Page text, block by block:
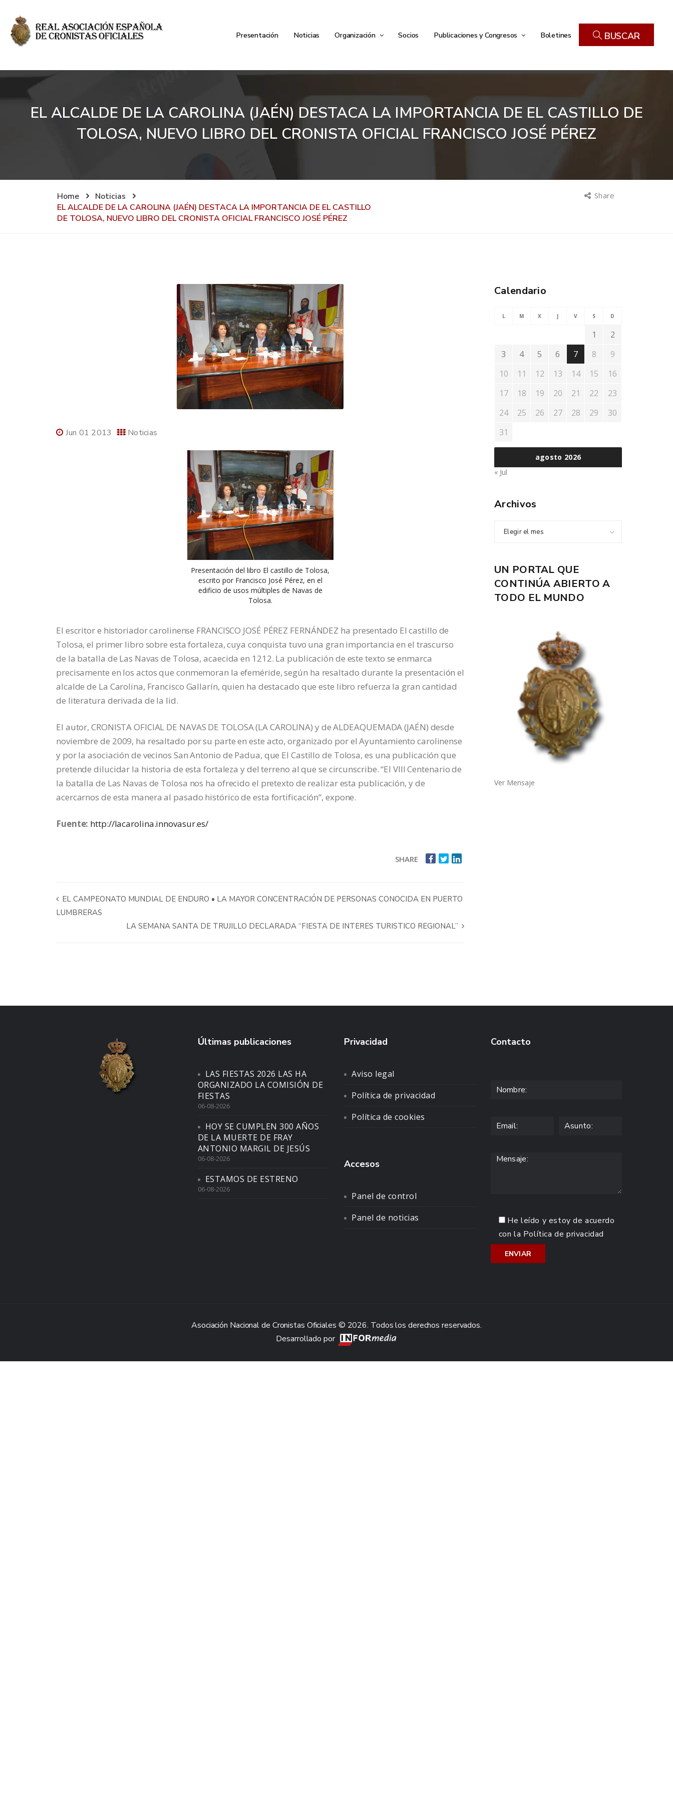
Presentación Noticias Organización Socios Publicaciones y Congresos Boletines BUSCAR
EL ALCALDE DE LA CAROLINA (JAÉN) DESTACA LA IMPORTANCIA DE EL CASTILLO DE
TOLOSA, NUEVO LIBRO DEL CRONISTA OFICIAL FRANCISCO JOSÉ PÉREZ
Home
Noticias
EL ALCALDE DE LA CAROLINA (JAÉN) DESTACA LA IMPORTANCIA DE EL CASTILLO
DE TOLOSA, NUEVO LIBRO DEL CRONISTA OFICIAL FRANCISCO JOSÉ PÉREZ
Share
Jun 01 2013 Noticias
Presentación del libro El castillo de Tolosa,
escrito por Francisco José Pérez, en el
edificio de usos múltiples de Navas de
Tolosa.
El escritor e historiador carolinense FRANCISCO JOSÉ PÉREZ FERNÁNDEZ ha presentado El castillo de
Tolosa, el primer libro sobre esta fortaleza, cuya conquista tuvo una gran importancia en el trascurso
de la batalla de Las Navas de Tolosa, acaecida en 1212. La publicación de este texto se enmarca
precisamente en los actos que conmemoran la efeméride, según ha resaltado durante la presentación el
alcalde de La Carolina, Francisco Gallarín, quien ha destacado que este libro refuerza la gran cantidad
de literatura derivada de la lid.
El autor, CRONISTA OFICIAL DE NAVAS DE TOLOSA (LA CAROLINA) y de ALDEAQUEMADA (JAÉN) desde
noviembre de 2009, ha resaltado por su parte en este acto, organizado por el Ayuntamiento carolinense
y por la asociación de vecinos San Antonio de Padua, que El Castillo de Tolosa, es una publicación que
pretende dilucidar la historia de esta fortaleza y del terreno al que se circunscribe. “El VIII Centenario de
la batalla de Las Navas de Tolosa nos ha ofrecido el pretexto de realizar esta publicación, y de
acercarnos de esta manera al pasado histórico de esta fortificación”, expone.
Fuente: http://lacarolina.innovasur.es/
SHARE
EL CAMPEONATO MUNDIAL DE ENDURO • LA MAYOR CONCENTRACIÓN DE PERSONAS CONOCIDA EN PUERTO
LUMBRERAS
LA SEMANA SANTA DE TRUJILLO DECLARADA “FIESTA DE INTERES TURISTICO REGIONAL”
Calendario
agosto 2026
L M X J V S D
1
2
3
4 5 6 7 8
9
10
11 12 13 14 15
16
17
18 19 20 21 22
23
24
25 26 27 28 29
30
31
« Jul
Archivos
Elegir el mes
UN PORTAL QUE
CONTINÚA ABIERTO A
TODO EL MUNDO
Ver Mensaje
Últimas publicaciones
LAS FIESTAS 2026 LAS HA
ORGANIZADO LA COMISIÓN DE
FIESTAS
06-08-2026
HOY SE CUMPLEN 300 AÑOS
DE LA MUERTE DE FRAY
ANTONIO MARGIL DE JESÚS
06-08-2026
ESTAMOS DE ESTRENO
06-08-2026
Privacidad
Aviso legal
Política de privacidad
Política de cookies
Accesos
Panel de control
Panel de noticias
Contacto
He leído y estoy de acuerdo
con la Política de privacidad
Asociación Nacional de Cronistas Oficiales © 2026. Todos los derechos reservados.
Desarrollado por